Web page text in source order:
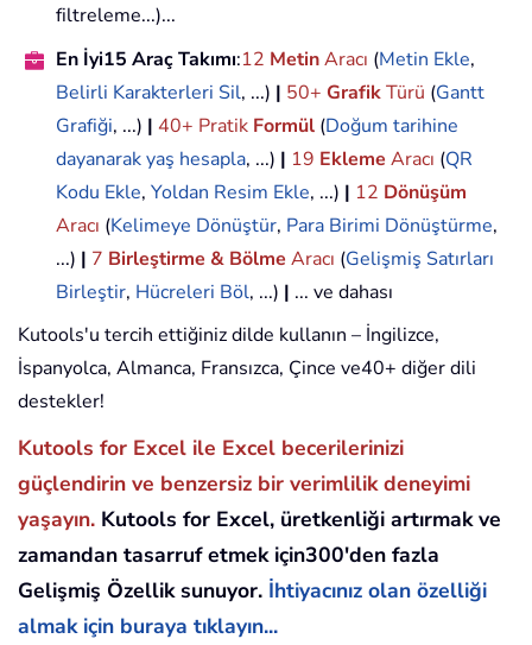
filtreleme...)...
En İyi15 Araç Takımı:12 MetinAracı (Metin Ekle,
Belirli Karakterleri Sil, ...) | 50+ GrafikTürü (Gantt
Grafiği, ...) | 40+ Pratik Formül (Doğum tarihine
dayanarak yaş hesapla, ...) | 19 Ekleme Aracı (QR
Kodu Ekle, Yoldan Resim Ekle, ...) | 12 Dönüşüm
Aracı (Kelimeye Dönüştür, Para Birimi Dönüştürme,
...) | 7 Birleştirme & Bölme Aracı (Gelişmiş Satırları
Birleştir, Hücreleri Böl, ...) | ... ve dahası
Kutools'u tercih ettiğiniz dilde kullanın – İngilizce,
İspanyolca, Almanca, Fransızca, Çince ve40+ diğer dili
destekler!
Kutools for Excel ile Excel becerilerinizi
güçlendirin ve benzersiz bir verimlilik deneyimi
yaşayın. Kutools for Excel, üretkenliği artırmak ve
zamandan tasarruf etmek için300'den fazla
Gelişmiş Özellik sunuyor. İhtiyacınız olan özelliği
almak için buraya tıklayın...